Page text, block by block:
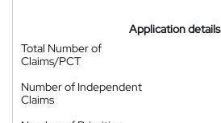
Application details
Total Number of
Claims/PCT
Number of Independent
Claims